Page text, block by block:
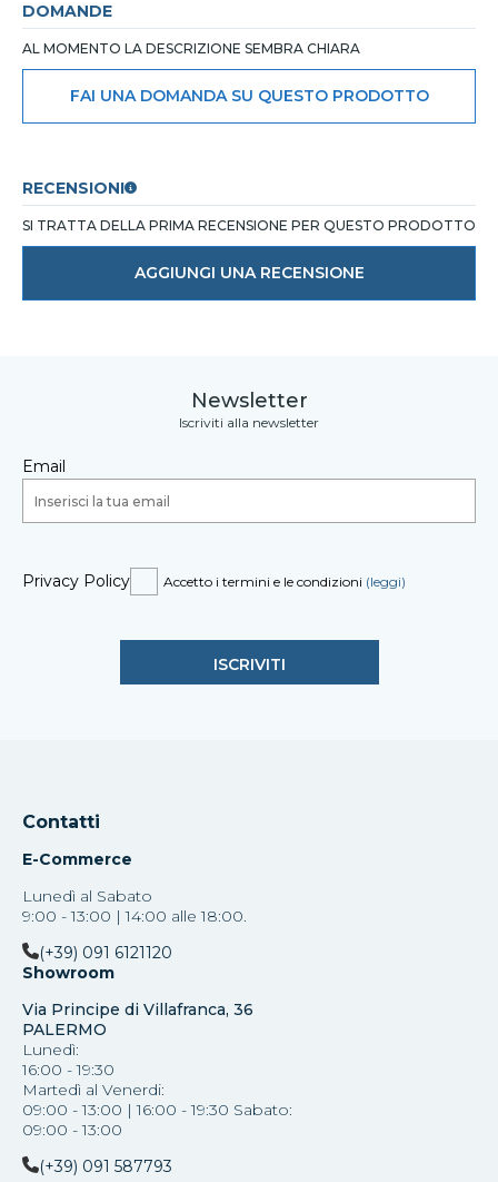
DOMANDE
AL MOMENTO LA DESCRIZIONE SEMBRA CHIARA
FAI UNA DOMANDA SU QUESTO PRODOTTO
RECENSIONI
SI TRATTA DELLA PRIMA RECENSIONE PER QUESTO PRODOTTO
AGGIUNGI UNA RECENSIONE
Newsletter
Iscriviti alla newsletter
Email
Privacy Policy Accetto i termini e le condizioni (leggi)
Contatti
E-Commerce
Lunedì al Sabato
9:00 - 13:00 | 14:00 alle 18:00.
(+39) 091 6121120
Showroom
Via Principe di Villafranca, 36
PALERMO
Lunedì:
16:00 - 19:30
Martedì al Venerdi:
09:00 - 13:00 | 16:00 - 19:30 Sabato:
09:00 - 13:00
(+39) 091 587793